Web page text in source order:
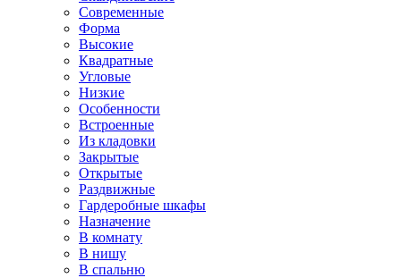
Современные
Форма
Высокие
Квадратные
Угловые
Низкие
Особенности
Встроенные
Из кладовки
Закрытые
Открытые
Раздвижные
Гардеробные шкафы
Назначение
В комнату
В нишу
В спальню